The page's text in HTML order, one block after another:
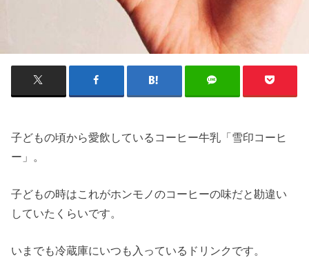
子どもの頃から愛飲しているコーヒー牛乳「雪印コーヒ
ー」。
子どもの時はこれがホンモノのコーヒーの味だと勘違い
していたくらいです。
いまでも冷蔵庫にいつも入っているドリンクです。